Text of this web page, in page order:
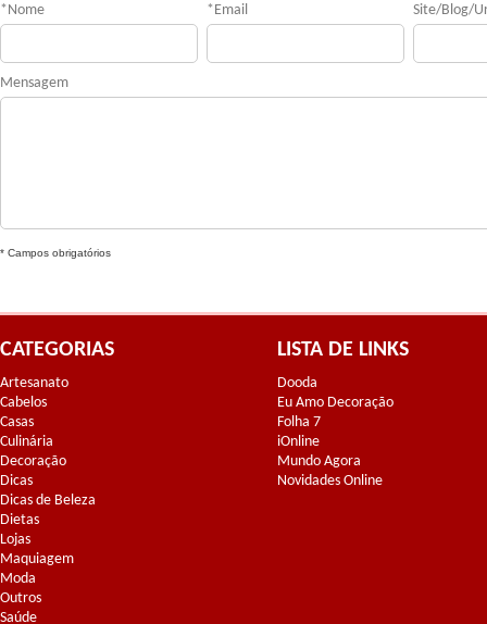
* Nome * Email Site/Blog/
Mensagem
* Campos obrigatórios
CATEGORIAS
Artesanato
Cabelos
Casas
Culinária
Decoração
Dicas
Dicas de Beleza
Dietas
Lojas
Maquiagem
Moda
Outros
Saúde
LISTA DE LINKS
Dooda
Eu Amo Decoração
Folha 7
iOnline
Mundo Agora
Novidades Online